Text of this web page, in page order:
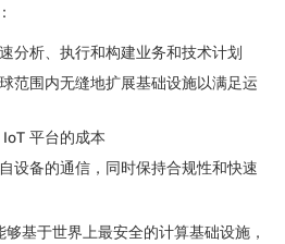
分析、执行和构建业务和技术计划
范围内无缝地扩展基础设施以满足运
平台的成本
设备的通信，同时保持合规性和快速
基于世界上最安全的计算基础设施，